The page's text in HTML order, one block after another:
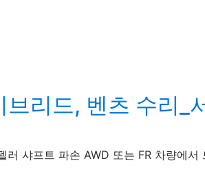
리드, 벤츠 수리_
샤프트 파손 AWD 또는 FR 차량에